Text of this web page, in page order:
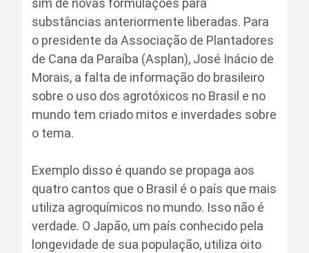
sim de novas formulações para
substâncias anteriormente liberadas. Para
o presidente da Associação de Plantadores
de Cana da Paraíba (Asplan), José Inácio de
Morais, a falta de informação do brasileiro
sobre o uso dos agrotóxicos no Brasil e no
mundo tem criado mitos e inverdades sobre
o tema.
Exemplo disso é quando se propaga aos
quatro cantos que o Brasil é o país que mais
utiliza agroquímicos no mundo. Isso não é
verdade. O Japão, um país conhecido pela
longevidade de sua população, utiliza oito